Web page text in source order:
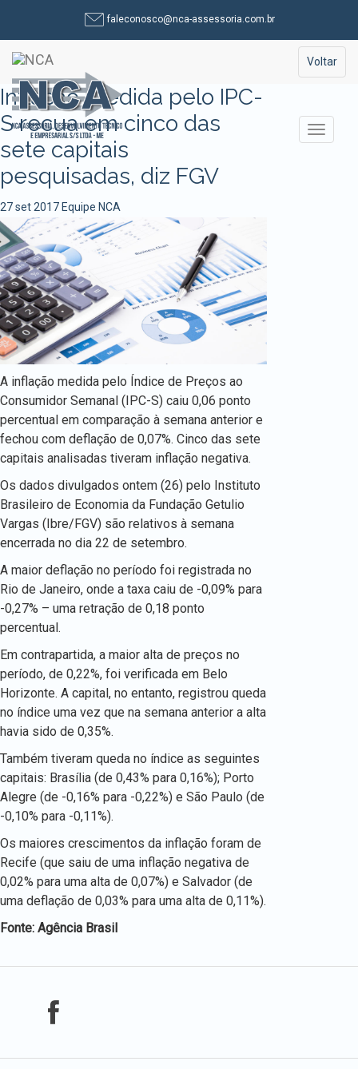
para
o
conteúdo
faleconosco@nca-assessoria.com.br
Toggle
Voltar
Inflação medida pelo IPC-
S recua em cinco das
sete capitais
pesquisadas, diz FGV
27 set 2017 Equipe NCA
A inflação medida pelo Índice de Preços ao
Consumidor Semanal (IPC-S) caiu 0,06 ponto
percentual em comparação à semana anterior e
fechou com deflação de 0,07%. Cinco das sete
capitais analisadas tiveram inflação negativa.
Os dados divulgados ontem (26) pelo Instituto
Brasileiro de Economia da Fundação Getulio
Vargas (Ibre/FGV) são relativos à semana
encerrada no dia 22 de setembro.
A maior deflação no período foi registrada no
Rio de Janeiro, onde a taxa caiu de -0,09% para
-0,27% – uma retração de 0,18 ponto
percentual.
Em contrapartida, a maior alta de preços no
período, de 0,22%, foi verificada em Belo
Horizonte. A capital, no entanto, registrou queda
no índice uma vez que na semana anterior a alta
havia sido de 0,35%.
Também tiveram queda no índice as seguintes
capitais: Brasília (de 0,43% para 0,16%); Porto
Alegre (de -0,16% para -0,22%) e São Paulo (de
-0,10% para -0,11%).
Os maiores crescimentos da inflação foram de
Recife (que saiu de uma inflação negativa de
0,02% para uma alta de 0,07%) e Salvador (de
uma deflação de 0,03% para uma alta de 0,11%).
Fonte: Agência Brasil